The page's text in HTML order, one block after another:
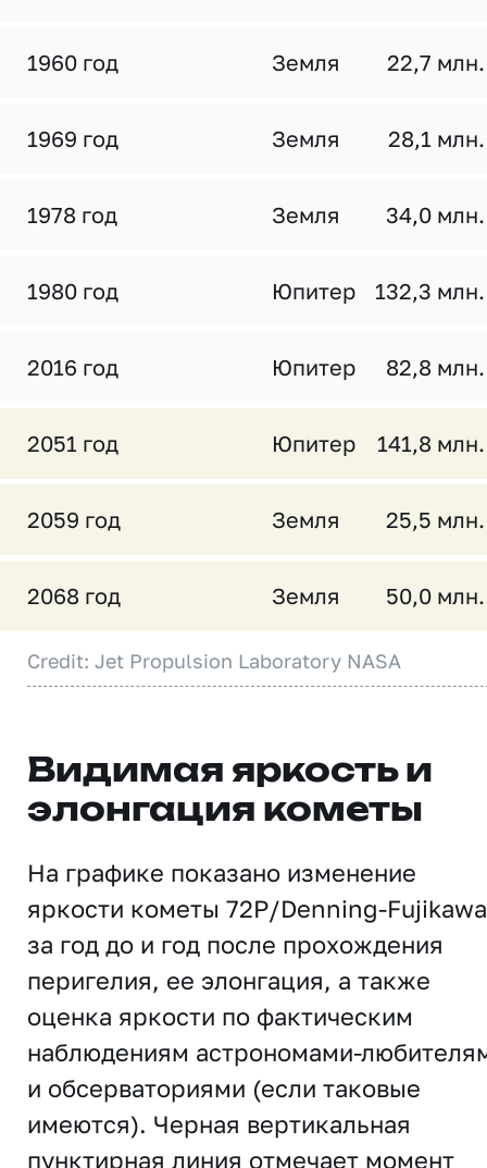
1960 год Земля 22,7
1969 год Земля 28,1
1978 год Земля 34,0
1980 год Юпитер 132,3
2016 год Юпитер 82,8
2051 год Юпитер 141,8
2059 год Земля 25,5
2068 год Земля 50,0
Credit: Jet Propulsion Laboratory NASA
Видимая яркость и
элонгация кометы
На графике показано изменение
яркости кометы 72P/Denning-Fujikawa
за год до и год после прохождения
перигелия, ее элонгация, а также
оценка яркости по фактическим
наблюдениям астрономами-
и обсерваториями (если таковые
имеются). Черная вертикальная
пунктирная линия отмечает момент